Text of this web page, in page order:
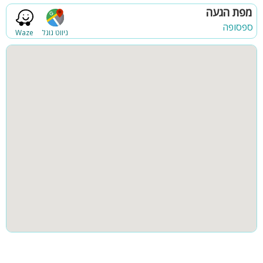
ג'קוזי ספא מחומם וגדול - 6 מקומות
מיטות שיזוף ופינות ישיבה
פרגולה מקורה, מדשאות
פינת מנגל, פרגולה למרפסת
מנגל פינת מנגל
פינות ישיבה Waze ניווט גוגל
מפת הגעה
ספסופה